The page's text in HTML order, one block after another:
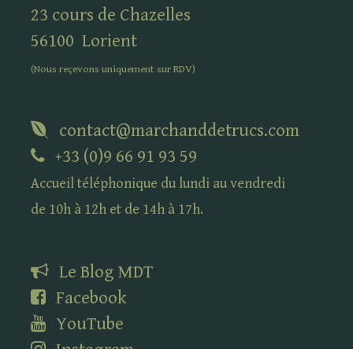
23 cours de Chazelles
56100 Lorient
(Nous reçevons uniquement surRDV)
contact@marchanddetrucs.com
+33 (0)9 66 91 93 59
Accueil téléphonique du lundi au vendredi
de 10h à 12h et de 14h à 17h.
Le Blog MDT
Facebook
YouTube